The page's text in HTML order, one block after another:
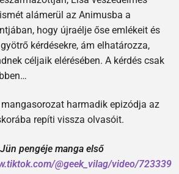
alámerül az Animusba a
hogy újraélje őse emlékeit és
kérdésekre, ám elhatározza,
céljaik elérésében. A kérdés csak
harmadik epizódja az
repíti vissza olvasóit.
pengéje manga első
@geek_vilag/video/723339